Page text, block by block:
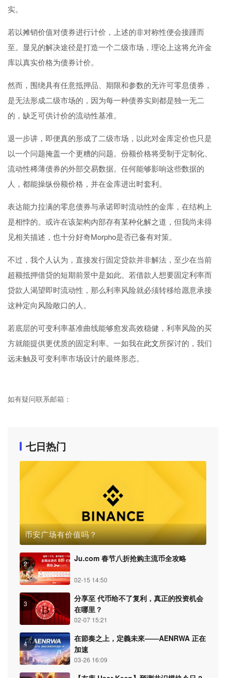
实。
若以摊销价值对债券进行计价，上述的非对称性便会接踵而
至。显见的解决途径是打造一个二级市场，理论上这将允许金
库以真实价格为债券计价。
然而，围绕具有任意抵押品、期限和参数的无许可零息债券，
是无法形成二级市场的，因为每一种债券实则都是独一无二
的，缺乏可供计价的流动性基准。
退一步讲，即便真的形成了二级市场，以此对金库定价也只是
以一个问题掩盖一个更糟的问题。份额价格将受制于定制化、
流动性稀薄债券的外部交易数据。任何能够影响这些数据的
人，都能操纵份额价格，并在金库进出时套利。
表达能力拉满的零息债券与承诺即时流动性的金库，在结构上
是相悖的。或许在该架构内部存有某种化解之道，但我尚未得
见相关描述，也十分好奇Morpho是否已备有对策。
不过，我个人认为，直接发行固定贷款并非解法，至少在当前
超额抵押借贷的短期前景中是如此。若借款人想要固定利率而
贷款人渴望即时流动性，那么利率风险就必须转移给愿意承接
这种定向风险敞口的人。
若底层的可变利率基准曲线能够愈发高效稳健，利率风险的买
方就能提供更优质的固定利率。一如我在此文所探讨的，我们
远未触及可变利率市场设计的最终形态。
如有疑问联系邮箱：
七日热门
币安广场有价值吗？
2
Ju.com 春节八折抢购主流币全攻略
02-15 14:50
3
分享至 代币给不了复利，真正的投资机会
在哪里？
02-07 15:21
4
在節奏之上，定義未來——AENRWA 正在
加速
03-26 16:09